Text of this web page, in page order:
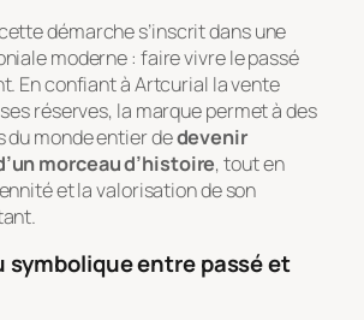
démarche s’inscrit dans une
moderne : faire vivre le passé
En confiant à Artcurial la vente
réserves, la marque permet à des
monde entier dedevenir
morceau d’histoire, tout en
et la valorisation de son
symbolique entre passé et